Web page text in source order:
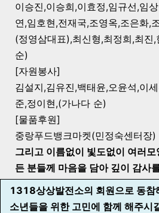
이승진,이승희,이효정,임규선,임
연,임호현,전재국,조영옥,조은화,
(정영삼대표),최신형,최정희,최진,
순)
[자원봉사]
김설지,김유진,백태윤,오윤석,이
준,정이현,(가나다 순)
[물품후원]
중랑푸드뱅크마켓(민정숙센터장)
그리고 이름없이 빛도없이 여러
든 분들께 마음을 담아 깊이 감사
1318상상발전소의 회원으로 동
소년들을 위한 고민에 함께 해주시